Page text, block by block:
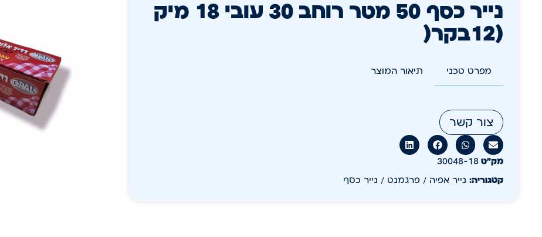
נייר כסף 50 מטר רוחב 30 עובי 18 מיק
(12בקר(
מפרט טכני תיאור המוצר
צור קשר
מק״ט 30048-18
קטגוריה: נייר אפיה / פרגמנט / נייר כסף